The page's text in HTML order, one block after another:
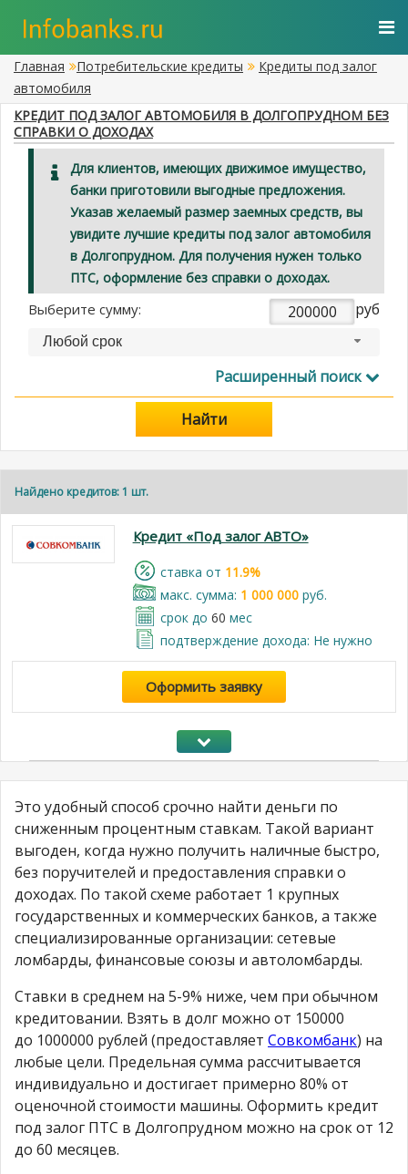
Главная Потребительские кредиты
Кредиты под залог
автомобиля
КРЕДИТ ПОД ЗАЛОГ АВТОМОБИЛЯ В ДОЛГОПРУДНОМ БЕЗ
СПРАВКИ О ДОХОДАХ
Для клиентов, имеющих движимое имущество,
банки приготовили выгодные предложения.
Указав желаемый размер заемных средств, вы
увидите лучшие кредиты под залог автомобиля
в Долгопрудном. Для получения нужен только
ПТС, оформление без справки о доходах.
Выберите сумму: руб
Любой срок
Расширенный поиск
Найти
Найдено кредитов: 1 шт.
Кредит «Под залог АВТО»
cтавка от 11.9%
макс. сумма: 1 000 000руб.
срок до 60 мес
подтверждение дохода: Не нужно
Оформить заявку
Это удобный способ срочно найти деньги по
сниженным процентным ставкам. Такой вариант
выгоден, когда нужно получить наличные быстро,
без поручителей и предоставления справки о
доходах. По такой схеме работает 1 крупных
государственных и коммерческих банков, а также
специализированные организации: сетевые
ломбарды, финансовые союзы и автоломбарды.
Ставки в среднем на 5-9% ниже, чем при обычном
кредитовании. Взять в долг можно от 150000
до 1000000 рублей (предоставляет Совкомбанк) на
любые цели. Предельная сумма рассчитывается
индивидуально и достигает примерно 80% от
оценочной стоимости машины. Оформить кредит
под залог ПТС в Долгопрудном можно на срок от 12
до 60 месяцев.